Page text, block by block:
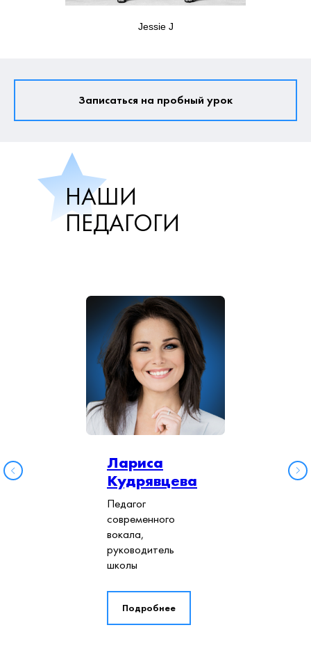
Jessie J
Записаться на пробный урок
НАШИ
ПЕДАГОГИ
Лариса
Кудрявцева
Педагог
современного
вокала,
руководитель
школы
Подробнее